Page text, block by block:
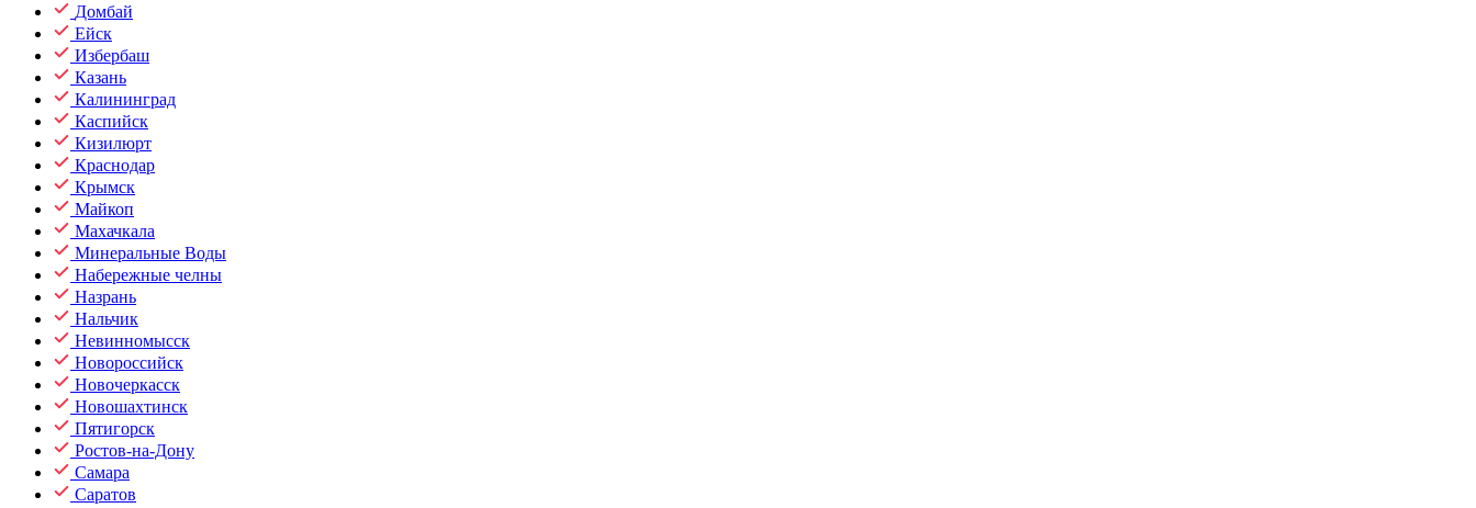
Домбай
Ейск
Избербаш
Казань
Калининград
Каспийск
Кизилюрт
Краснодар
Крымск
Майкоп
Махачкала
Минеральные Воды
Набережные челны
Назрань
Нальчик
Невинномысск
Новороссийск
Новочеркасск
Новошахтинск
Пятигорск
Ростов-на-Дону
Самара
Саратов